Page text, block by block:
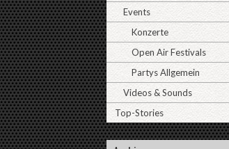
Events
Konzerte
Open Air Festivals
Partys Allgemein
Videos & Sounds
Top-Stories